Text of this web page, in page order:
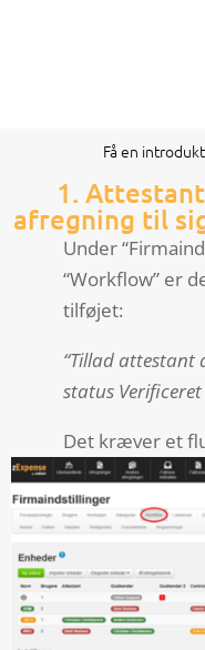
Få en
1.
afregning til
Under
“Workflow” er
tilføjet:
“Tillad attestant
status
Det kræver et